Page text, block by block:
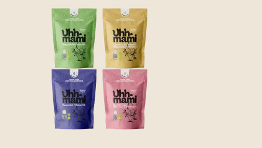
mausteet: Yksi
maku kerrallaan:
Kasvipohjaisten
ruokien
vallankumous.